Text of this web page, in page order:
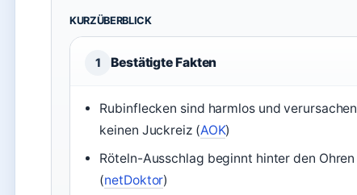
KURZÜBERBLICK
1 Bestätigte Fakten
Rubinflecken sind harmlos und verursachen
keinen Juckreiz (AOK)
Röteln-Ausschlag beginnt hinter den Ohren
(netDoktor)